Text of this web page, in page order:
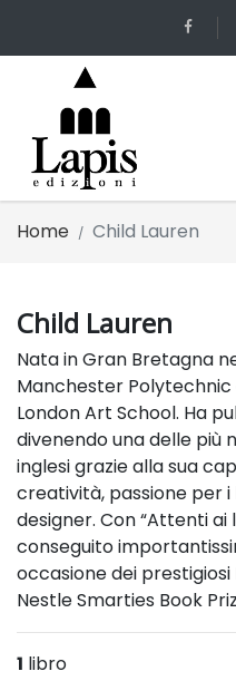
Home Child Lauren
Child Lauren
Nata in Gran Bretagna
Manchester Polytechnic
London Art School. Ha
divenendo una delle più
inglesi grazie alla sua
creatività, passione per
designer. Con “Attenti ai
conseguito
occasione dei
Nestle Smarties Book
1 libro